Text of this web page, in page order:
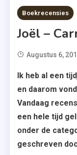
3 MINS READ
Boekrecensies
Joël –
Augustus 6,
Ik heb al een
en daarom
Vandaag
een hele tijd
onder de
geschreven